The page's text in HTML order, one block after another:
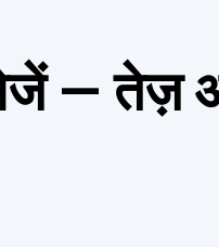
— तेज़